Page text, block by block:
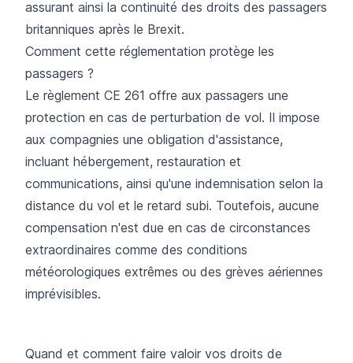
assurant ainsi la continuité des droits des passagers
britanniques après le Brexit.
Comment cette réglementation protège les
passagers ?
Le règlement CE 261 offre aux passagers une
protection en cas de perturbation de vol. Il impose
aux compagnies une obligation d'assistance,
incluant hébergement, restauration et
communications, ainsi qu'une indemnisation selon la
distance du vol et le retard subi. Toutefois, aucune
compensation n'est due en cas de circonstances
extraordinaires comme des conditions
météorologiques extrêmes ou des grèves aériennes
imprévisibles.
Quand et comment faire valoir vos droits de